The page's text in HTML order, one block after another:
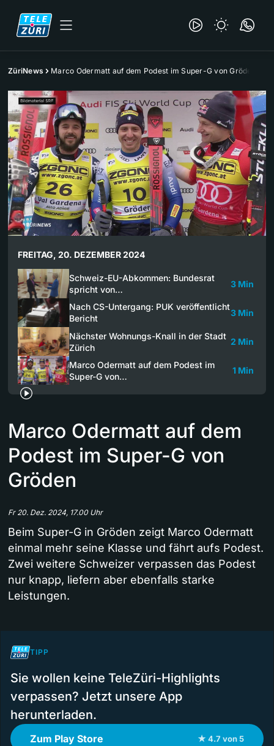
ZüriNews Marco Odermatt auf dem Podest im Super-G von Gröden
FREITAG, 20. DEZEMBER 2024
Schweiz-EU-Abkommen: Bundesrat
spricht von…
3 Min
Nach CS-Untergang: PUK veröffentlicht
Bericht
3 Min
Nächster Wohnungs-Knall in der Stadt
Zürich
2 Min
Marco Odermatt auf dem Podest im
Super-G von…
1 Min
Marco Odermatt auf dem
Podest im Super-G von
Gröden
Fr 20. Dez. 2024, 17.00 Uhr
Beim Super-G in Gröden zeigt Marco Odermatt
einmal mehr seine Klasse und fährt aufs Podest.
Zwei weitere Schweizer verpassen das Podest
nur knapp, liefern aber ebenfalls starke
Leistungen.
TIPP
Sie wollen keine TeleZüri-Highlights
verpassen? Jetzt unsere App
herunterladen.
Zum Play Store ★ 4.7 von 5